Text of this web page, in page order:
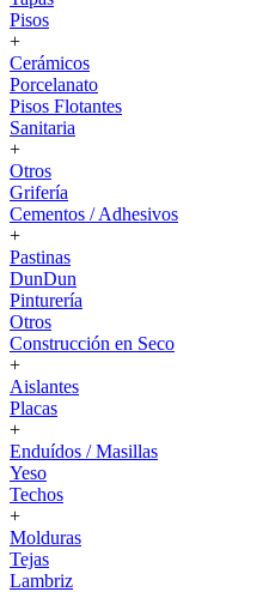
Pisos
+
Cerámicos
Porcelanato
Pisos Flotantes
Sanitaria
+
Otros
Grifería
Cementos / Adhesivos
+
Pastinas
DunDun
Pinturería
Otros
Construcción en Seco
+
Aislantes
Placas
+
Enduídos / Masillas
Yeso
Techos
+
Molduras
Tejas
Lambriz